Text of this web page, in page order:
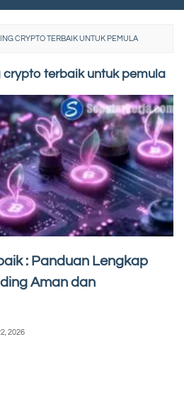
CRYPTO TERBAIK UNTUK PEMULA
terbaik untuk pemula
: Panduan Lengkap
Aman dan
2026